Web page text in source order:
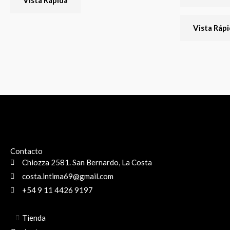
Vista
Contacto
Chiozza 2581. San Bernardo, La Costa
costa.intima69@gmail.com
+54 9 11 4426 9197
Tienda